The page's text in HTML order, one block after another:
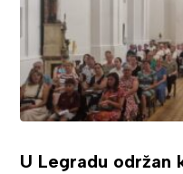
U Legradu održan